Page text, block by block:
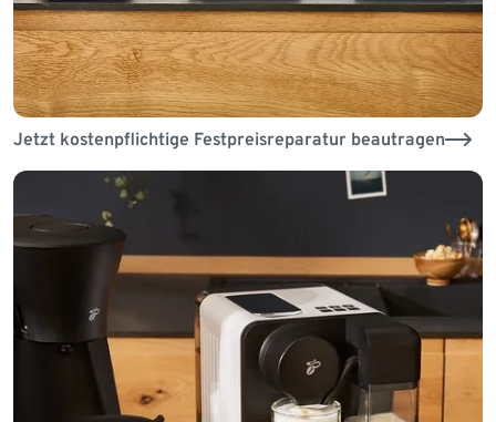
Jetzt kostenpflichtige Festpreisreparatur beautragen